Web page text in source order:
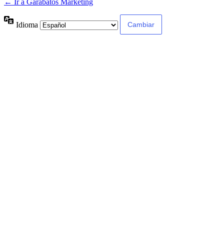
← Ir a Garabatos Marketing
Idioma